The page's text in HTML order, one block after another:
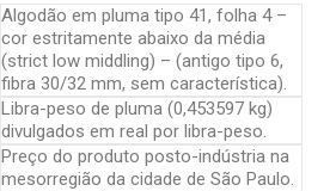
Algodão em pluma tipo 41, folha 4 –
cor estritamente abaixo da média
(strict low middling) – (antigo tipo 6,
fibra 30/32 mm, sem característica).
Libra-peso de pluma (0,453597 kg)
divulgados em real por libra-peso.
Preço do produto posto-indústria na
mesorregião da cidade de São Paulo.